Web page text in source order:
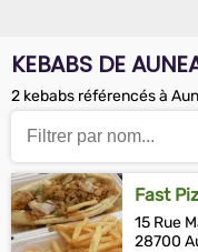
KEBABS DE
2 kebabs référencés à
Fast
15 Rue
28700